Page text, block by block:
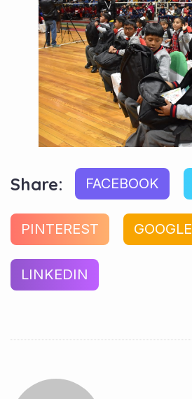
Share: FACEBOOK
PINTEREST GOOGLE
LINKEDIN